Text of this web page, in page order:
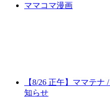
ママコマ漫画
【8/26 正午】ママテナ
知らせ